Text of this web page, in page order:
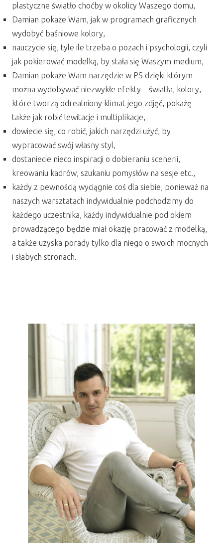
plastyczne światło choćby w okolicy Waszego domu,
Damian pokaże Wam, jak w programach graficznych
wydobyć baśniowe kolory,
nauczycie się, tyle ile trzeba o pozach i psychologii, czyli
jak pokierować modelką, by stała się Waszym medium,
Damian pokaże Wam narzędzie w PS dzięki którym
można wydobywać niezwykłe efekty – światła, kolory,
które tworzą odrealniony klimat jego zdjęć, pokażę
także jak robić lewitacje i multiplikacje,
dowiecie się, co robić, jakich narzędzi użyć, by
wypracować swój własny styl,
dostaniecie nieco inspiracji o dobieraniu scenerii,
kreowaniu kadrów, szukaniu pomysłów na sesje etc.,
każdy z pewnością wyciągnie coś dla siebie, ponieważ na
naszych warsztatach indywidualnie podchodzimy do
każdego uczestnika, każdy indywidualnie pod okiem
prowadzącego będzie miał okazję pracować z modelką,
a także uzyska porady tylko dla niego o swoich mocnych
i słabych stronach.